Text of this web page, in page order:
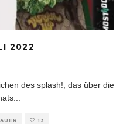
2022
des splash!, das über die
13